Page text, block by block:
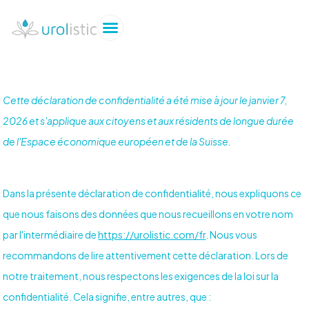
Cette déclaration de confidentialité a été mise à jour le janvier 7,
2026 et s'applique aux citoyens et aux résidents de longue durée
de l'Espace économique européen et de la Suisse.
Dans la présente déclaration de confidentialité, nous expliquons ce
que nous faisons des données que nous recueillons en votre nom
par l'intermédiaire dehttps://urolistic.com/fr. Nous vous
recommandons de lire attentivement cette déclaration. Lors de
notre traitement, nous respectons les exigences de la loi sur la
confidentialité. Cela signifie, entre autres, que :